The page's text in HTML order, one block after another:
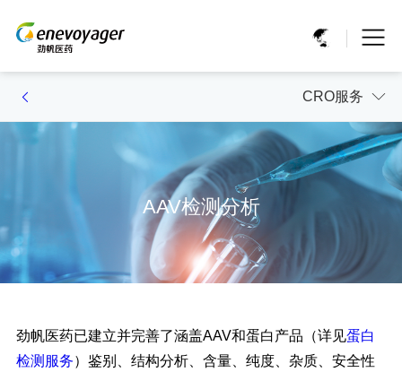
CRO服务
AAV检测分析
劲帆医药已建立并完善了涵盖AAV和蛋白产品 （详见蛋白
检测服务） 鉴别、结构分析、含量、纯度、杂质、安全性